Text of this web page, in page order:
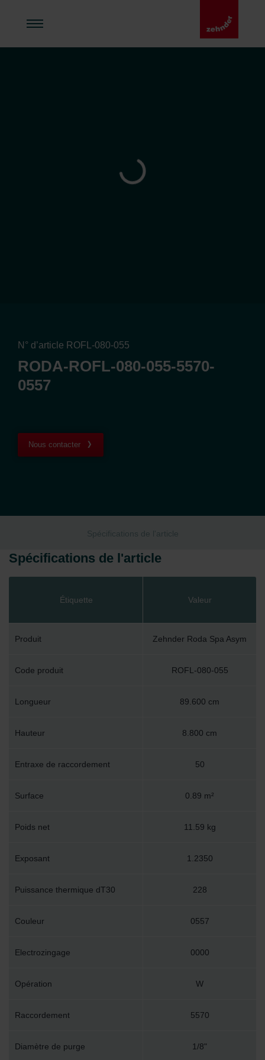
N° d’article ROFL-080-055
RODA-ROFL-080-055-5570-
0557
Nous contacter
Spécifications de l'article
Spécifications de l'article
Étiquette Valeur
Produit Zehnder Roda Spa Asym
Code produit ROFL-080-055
Longueur 89.600 cm
Hauteur 8.800 cm
Entraxe de raccordement 50
Surface 0.89 m²
Poids net 11.59 kg
Exposant 1.2350
Puissance thermique dT30 228
Couleur 0557
Electrozingage 0000
Opération W
Raccordement 5570
Diamètre de purge 1/8"